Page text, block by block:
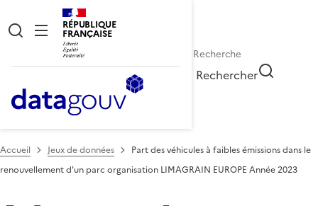
RÉPUBLIQUE
FRANÇAISE
Rechercher
Accueil Jeux de données
Part des véhicules à faibles émissions dans le
renouvellement d'un parc organisation LIMAGRAIN EUROPE Année 2023